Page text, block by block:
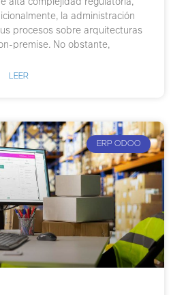
la administración
procesos sobre arquitecturas
premise. No obstante,
LEER
ERP ODOO